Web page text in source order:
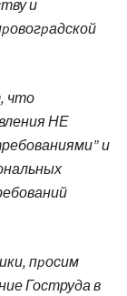
и
что
НЕ
и
пpосим
Гоструда в